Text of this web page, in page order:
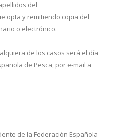
del
opta y remitiendo copia del
o electrónico.
de los casos será el día
de Pesca, por e-mail a
de la Federación Española